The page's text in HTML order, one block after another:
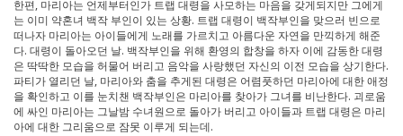
한편, 마리아는 언제부터인가 트랩 대령을 사모하는 마음을 갖게되지만 그에게
는 이미 약혼녀 백작 부인이 있는 상황. 트랩 대령이 백작부인을 맞으러 빈으로
떠나자 마리아는 아이들에게 노래를 가르치고 아름다운 자연을 만끽하게 해준
다. 대령이 돌아오던 날. 백작부인을 위해 환영의 합창을 하자 이에 감동한 대령
은 딱딱한 모습을 허물어 버리고 음악을 사랑했던 자신의 이전 모습을 상기한다.
파티가 열리던 날, 마리아와 춤을 추게된 대령은 어렴풋하던 마리아에 대한 애정
을 확인하고 이를 눈치챈 백작부인은 마리아를 찾아가 그녀를 비난한다. 괴로움
에 싸인 마리아는 그날밤 수녀원으로 돌아가 버리고 아이들과 트랩 대령은 마리
아에 대한 그리움으로 잠못 이루게 되는데.